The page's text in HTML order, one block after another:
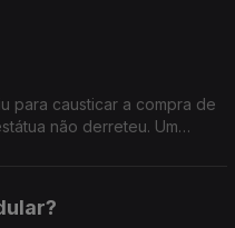
para causticar a compra de
não derreteu. Um